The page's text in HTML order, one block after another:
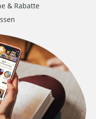
& Rabatte